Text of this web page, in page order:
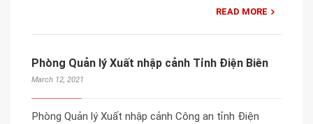
READ MORE
Phòng Quản lý Xuất nhập cảnh Tỉnh Điện Biên
March 12, 2021
Phòng Quản lý Xuất nhập cảnh Công an tỉnh Điện